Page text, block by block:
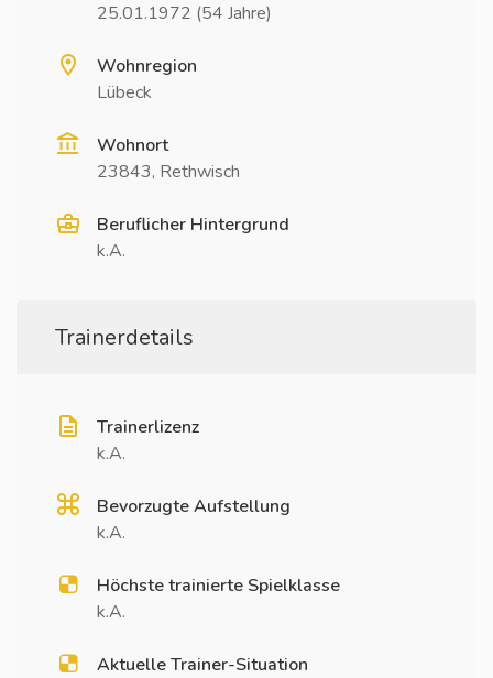
25.01.1972 (54 Jahre)
Wohnregion
Lübeck
Wohnort
23843, Rethwisch
Beruflicher Hintergrund
k.A.
Trainerdetails
Trainerlizenz
k.A.
Bevorzugte Aufstellung
k.A.
Höchste trainierte Spielklasse
k.A.
Aktuelle Trainer-Situation